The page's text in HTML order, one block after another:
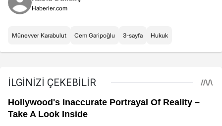
Haberler.com
Münevver Karabulut Cem Garipoğlu 3-sayfa Hukuk